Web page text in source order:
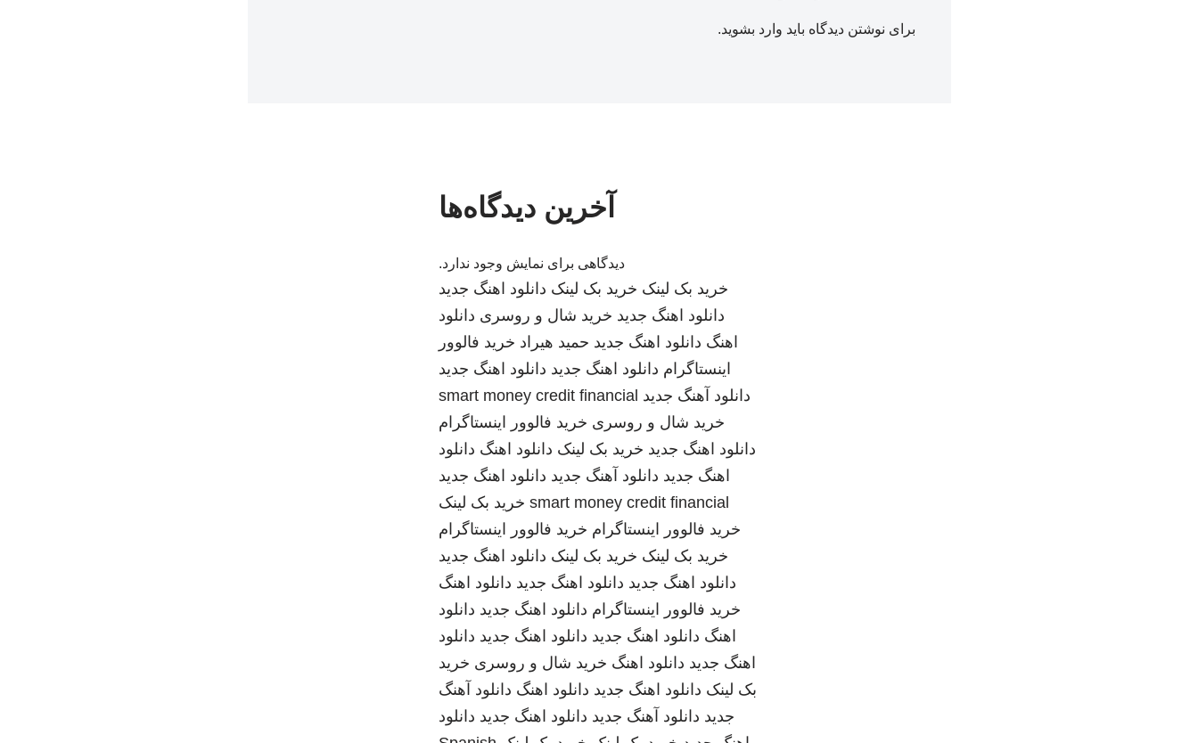
برای نوشتن دیدگاه باید وارد بشوید.
آخرین دیدگاه‌ها
دیدگاهی برای نمایش وجود ندارد.
خرید بک لینک خرید بک لینک دانلود اهنگ جدید
دانلود اهنگ جدید خرید شال و روسری دانلود
اهنگ دانلود اهنگ جدید حمید هیراد خرید فالوور
اینستاگرام دانلود اهنگ جدید دانلود اهنگ جدید
دانلود آهنگ جدید smart money credit financial
خرید شال و روسری خرید فالوور اینستاگرام
دانلود اهنگ جدید خرید بک لینک دانلود اهنگ دانلود
اهنگ جدید دانلود آهنگ جدید دانلود اهنگ جدید
smart money credit financial خرید بک لینک
خرید فالوور اینستاگرام خرید فالوور اینستاگرام
خرید بک لینک خرید بک لینک دانلود اهنگ جدید
دانلود اهنگ جدید دانلود اهنگ جدید دانلود اهنگ
خرید فالوور اینستاگرام دانلود اهنگ جدید دانلود
اهنگ دانلود اهنگ جدید دانلود اهنگ جدید دانلود
اهنگ جدید دانلود اهنگ خرید شال و روسری خرید
بک لینک دانلود اهنگ جدید دانلود اهنگ دانلود آهنگ
جدید دانلود آهنگ جدید دانلود اهنگ جدید دانلود